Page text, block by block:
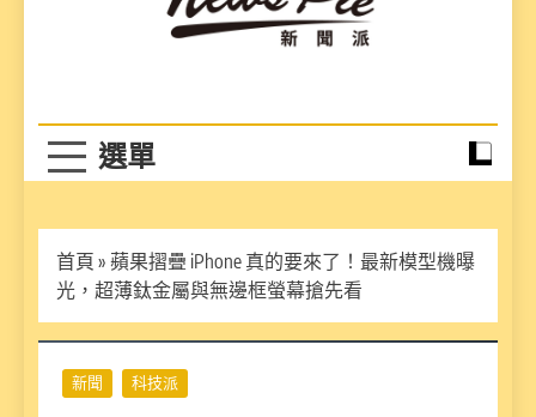
首頁 » 蘋果摺疊 iPhone 真的要來了！最新模型機曝
光，超薄鈦金屬與無邊框螢幕搶先看
新聞 科技派